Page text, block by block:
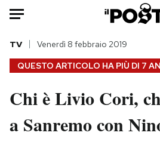
HOME
Italia
Politica
QUESTO ARTICOLO HA PIÙ DI 7
TV Venerdì 8 febbraio 2019
Chi è Livio Cori,
a Sanremo con